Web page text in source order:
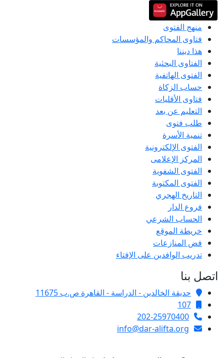
منهج الفتوى
فتاوى المحاكم والمؤسسات
هذا ديننا
الفتاوى البحثية
الفتوى الهاتفية
حساب الزكاة
فتاوى الأقليات
التعليم عن بعد
طلب فتوى
تنمية الأسرة
الفتوى الإلكترونية
المركز الإعلامى
الفتوى الشفوية
الفتوى المكتوبة
التاريخ الهجري
فروع الدار
الحساب الشرعي
خريطة الموقع
فض المنازعات
تدريب الوافدين على الإفتاء
اتصل بنا
حديقة الخالدين - الدراسة - القاهرة ص.ب 11675
107
202-25970400
info@dar-alifta.org